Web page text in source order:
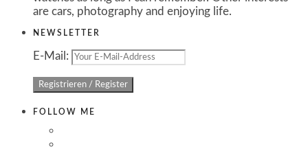
are cars, photography and enjoying life.
NEWSLETTER
E-Mail:
FOLLOW ME